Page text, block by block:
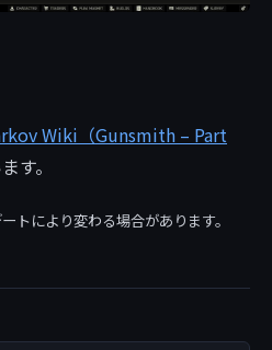
Wiki（Gunsmith – Part
す。
トにより変わる場合があります。